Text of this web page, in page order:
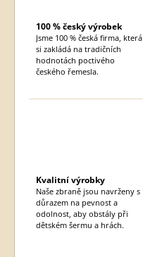
100 % český výrobek
Jsme 100 % česká firma, která
si zakládá na tradičních
hodnotách poctivého
českého řemesla.
Kvalitní výrobky
Naše zbraně jsou navrženy s
důrazem na pevnost a
odolnost, aby obstály při
dětském šermu a hrách.